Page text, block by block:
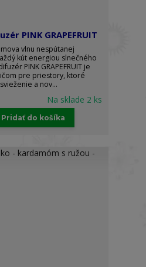
PINK GRAPEFRUIT
vlnu nespútanej
kút energiou slnečného
PINK GRAPEFRUIT je
pre priestory, ktoré
a nov...
Na sklade 2 ks
Pridať do košíka